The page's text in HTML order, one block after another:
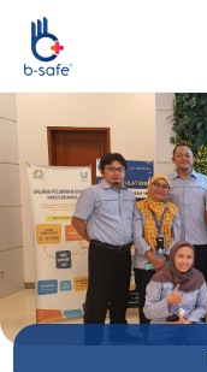
Lewati
konten